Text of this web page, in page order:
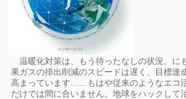
温暖化対策は、もう待ったなしの状況。に
果ガスの排出削減のスピードは遅く、目標達
高まっています……もはや従来のようなエコ
だけでは間に合いません。地球をハックし